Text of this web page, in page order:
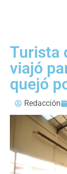
Turista
viajó
quejó
Redacción